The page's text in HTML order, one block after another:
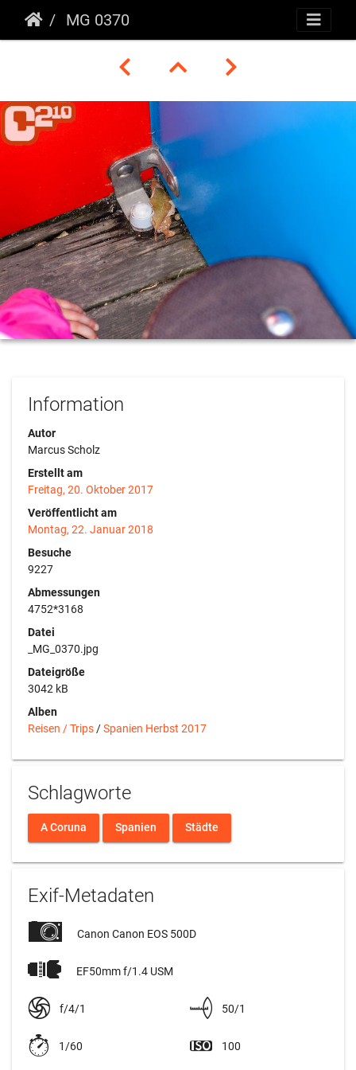
MG 0370
Information
Autor
Marcus Scholz
Erstellt am
Freitag, 20. Oktober 2017
Veröffentlicht am
Montag, 22. Januar 2018
Besuche
9227
Abmessungen
4752*3168
Datei
_MG_0370.jpg
Dateigröße
3042 kB
Alben
Reisen / Trips /Spanien Herbst 2017
Schlagworte
A Coruna Spanien Städte
Exif-Metadaten
Canon Canon EOS 500D
EF50mm f/1.4 USM
f/4/1 50/1
1/60 100